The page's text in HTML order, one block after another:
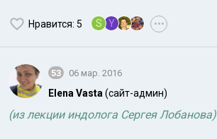
Нравится: 5 S Y •••
53 06 мар. 2016
Elena Vasta (сайт-админ)
(из лекции индолога Сергея Лобанова)